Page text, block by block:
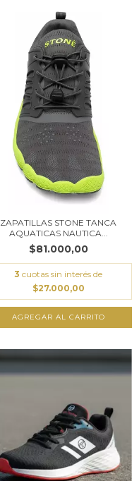
ZAPATILLAS STONE TANCA
AQUATICAS NAUTICA...
$81.000,00
3 cuotas sin interés de
$27.000,00
AGREGAR AL CARRITO